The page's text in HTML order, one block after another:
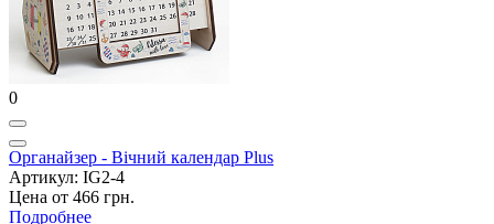
0
Органайзер - Вічний календар Plus
Артикул: IG2-4
Цена от 466 грн.
Подробнее